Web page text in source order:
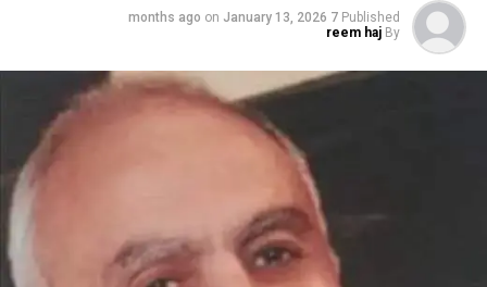
Published
7 months ago
on January 13, 2026
By
reem haj